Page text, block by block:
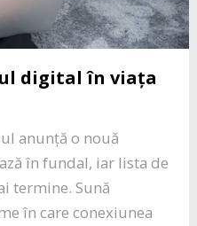
digital în viața
anunță o nouă
în fundal, iar lista de
termine. Sună
în care conexiunea